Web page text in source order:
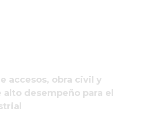
accesos, obra civil y
alto desempeño para el